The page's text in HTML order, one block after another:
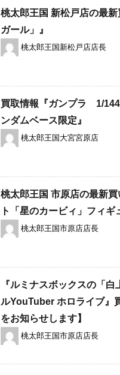
桃太郎王国 新松戸店の最
ガール」』
桃太郎王国新松戸店店長
買取情報『ガンプラ 1/144
ンダムベース限定』
桃太郎王国大宮宮原店
桃太郎王国 市原店の最新
ト「星のカービィ」フィギ
桃太郎王国市原店店長
『ルミナスボックスの「
ルYouTuber ​ホロライブ』
をお知らせします】
桃太郎王国市原店店長